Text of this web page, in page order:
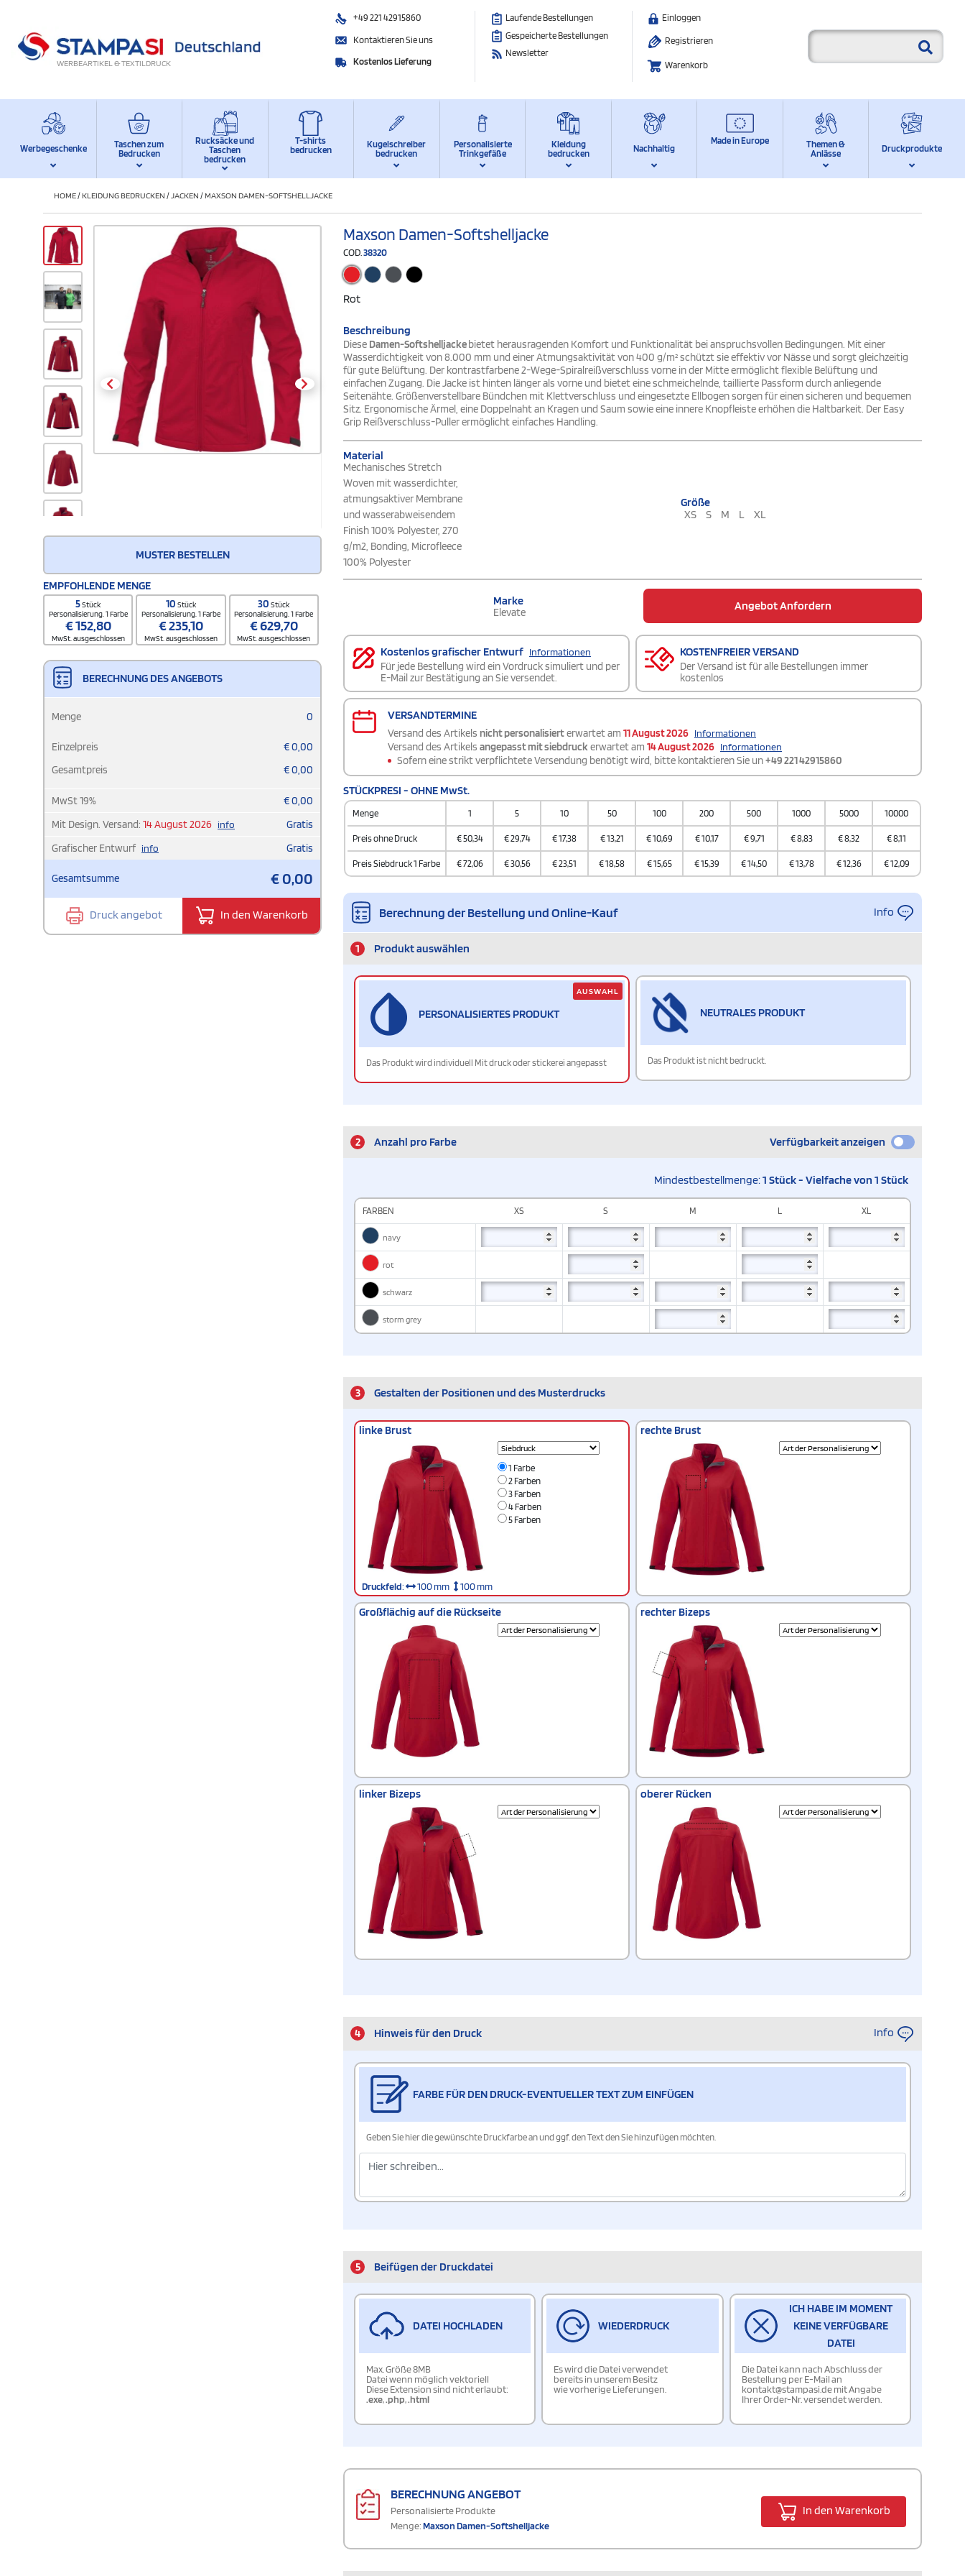
WERBEARTIKEL & TEXTILDRUCK
+49 221 42915860
Kontaktieren Sie uns
Kostenlos Lieferung
Laufende Bestellungen
Gespeicherte Bestellungen
Newsletter
Einloggen
Registrieren
Warenkorb
Werbegeschenke
Taschen zum
Bedrucken
Rucksäcke und
Taschen
bedrucken
T-shirts
bedrucken
Kugelschreiber
bedrucken
Personalisierte
Trinkgefäße
Kleidung
bedrucken
Nachhaltig
Made in Europe
Themen &
Anlässe
Druckprodukte
HOME/KLEIDUNG BEDRUCKEN /JACKEN /MAXSON DAMEN-SOFTSHELLJACKE
MUSTER BESTELLEN
EMPFOHLENDE MENGE
5Stück
Personalisierung. 1 Farbe
€152,80
MwSt. ausgeschlossen
10 Stück
Personalisierung. 1 Farbe
€235,10
MwSt. ausgeschlossen
30Stück
Personalisierung. 1 Farbe
€629,70
MwSt. ausgeschlossen
BERECHNUNG DES ANGEBOTS
Menge 0
Einzelpreis €0,00
Gesamtpreis
€0,00
MwSt19% €0,00
Mit Design. Versand: 14 August 2026 info
Gratis
Grafischer Entwurf info Gratis
Gesamtsumme €0,00
Druck angebot In den Warenkorb
Maxson Damen-Softshelljacke
COD.38320
Rot
Beschreibung
Diese Damen-Softshelljackebietet herausragenden Komfort und Funktionalität bei anspruchsvollen Bedingungen. Mit einer
Wasserdichtigkeit von 8.000 mm und einer Atmungsaktivität von 400 g/m² schützt sie effektiv vor Nässe und sorgt gleichzeitig
für gute Belüftung. Der kontrastfarbene 2-Wege-Spiralreißverschluss vorne in der Mitte ermöglicht flexible Belüftung und
einfachen Zugang. Die Jacke ist hinten länger als vorne und bietet eine schmeichelnde, taillierte Passform durch anliegende
Seitenähte. Größenverstellbare Bündchen mit Klettverschluss und eingesetzte Ellbogen sorgen für einen sicheren und bequemen
Sitz. Ergonomische Ärmel, eine Doppelnaht an Kragen und Saum sowie eine innere Knopfleiste erhöhen die Haltbarkeit. Der Easy
Grip Reißverschluss-Puller ermöglicht einfaches Handling.
Material
Mechanisches Stretch
Woven mit wasserdichter,
atmungsaktiver Membrane
und wasserabweisendem
Finish 100% Polyester, 270
g/m2, Bonding, Microfleece
100% Polyester
Größe
XS
S M L XL
Marke
Elevate Angebot Anfordern
Kostenlos grafischer Entwurf Informationen
Für jede Bestellung wird ein Vordruck simuliert und per
E-Mail zur Bestätigung an Sie versendet.
KOSTENFREIER VERSAND
Der Versand ist für alle Bestellungen immer
kostenlos
VERSANDTERMINE
Versand des Artikels nicht personalisierterwartet am 11 August 2026 Informationen
Versand des Artikels angepasst mit siebdruckerwartet am 14 August 2026 Informationen
Sofern eine strikt verpflichtete Versendung benötigt wird, bitte kontaktieren Sie un+49 221 42915860
STÜCKPRESI - OHNE MwSt.
Menge 1 5 10 50 100 200 500 1000 5000 10000
Preis ohne Druck €50,34 €29,74 €17,38 €13,21 €10,69 €10,17 €9,71 €8,83 €8,32 €8,11
Preis Siebdruck 1 Farbe €72,06 €30,56 €23,51 €18,58 €15,65 €15,39 €14,50 €13,78 €12,36 €12,09
Berechnung der Bestellung und Online-Kauf Info
1 Produkt auswählen
PERSONALISIERTES PRODUKT
Das Produkt wird individuell Mit druck oder stickerei angepasst
AUSWAHL
NEUTRALES PRODUKT
Das Produkt ist nicht bedruckt.
2 Anzahl pro Farbe Verfügbarkeit anzeigen
Mindestbestellmenge:1 Stück - Vielfache von 1 Stück
FARBEN XS S M L XL
navy
rot
schwarz
storm grey
3 Gestalten der Positionen und des Musterdrucks
linke Brust
1 Farbe
2 Farben
3 Farben
4 Farben
5 Farben
Druckfeld: 100 mm 100 mm
rechte Brust
Großflächig auf die Rückseite rechter Bizeps
linker Bizeps oberer Rücken
4 Hinweis für den Druck Info
FARBE FÜR DEN DRUCK-EVENTUELLER TEXT ZUM EINFÜGEN
Geben Sie hier die gewünschte Druckfarbe an und ggf. den Text den Sie hinzufügen möchten.
5 Beifügen der Druckdatei
DATEI HOCHLADEN
Max. Größe 8MB
Datei wenn möglich vektoriell
Diese Extension sind nicht erlaubt:
.exe,.php,.html
WIEDERDRUCK
Es wird die Datei verwendet
bereits in unserem Besitz
wie vorherige Lieferungen.
ICH HABE IM MOMENT
KEINE VERFÜGBARE
DATEI
Die Datei kann nach Abschluss der
Bestellung per E-Mail an
kontakt@stampasi.de mit Angabe
Ihrer Order-Nr. versendet werden.
BERECHNUNG ANGEBOT
Personalisierte Produkte
Menge:Maxson Damen-Softshelljacke
In den Warenkorb